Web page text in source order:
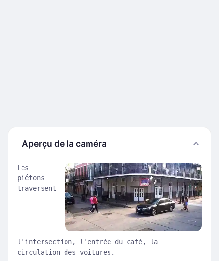
Aperçu de la caméra
Les
piétons
traversent
l'intersection, l'entrée du café, la
circulation des voitures.